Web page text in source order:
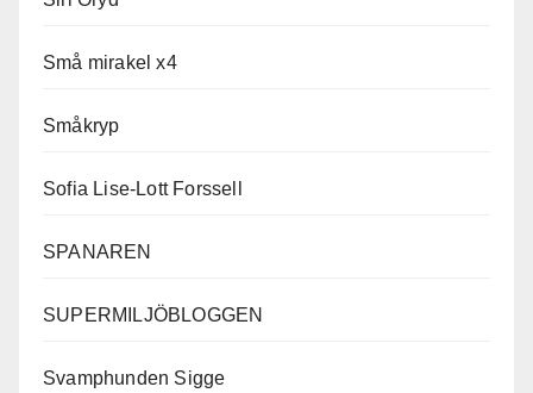
Små mirakel x4
Småkryp
Sofia Lise-Lott Forssell
SPANAREN
SUPERMILJÖBLOGGEN
Svamphunden Sigge